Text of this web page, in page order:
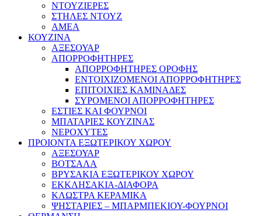
ΝΤΟΥΖΙΕΡΕΣ
ΣΤΗΛΕΣ ΝΤΟΥΖ
ΑΜΕΑ
ΚΟΥΖΙΝΑ
ΑΞΕΣΟΥΑΡ
ΑΠΟΡΡΟΦΗΤΗΡΕΣ
ΑΠΟΡΡΟΦΗΤΗΡΕΣ ΟΡΟΦΗΣ
ΕΝΤΟΙΧΙΖΟΜΕΝΟΙ ΑΠΟΡΡΟΦΗΤΗΡΕΣ
ΕΠΙΤΟΙΧΙΕΣ ΚΑΜΙΝΑΔΕΣ
ΣΥΡΟΜΕΝΟΙ ΑΠΟΡΡΟΦΗΤΗΡΕΣ
ΕΣΤΙΕΣ ΚΑΙ ΦΟΥΡΝΟΙ
ΜΠΑΤΑΡΙΕΣ ΚΟΥΖΙΝΑΣ
ΝΕΡΟΧΥΤΕΣ
ΠΡΟΙΟΝΤΑ ΕΞΩΤΕΡΙΚΟΥ ΧΩΡΟΥ
ΑΞΕΣΟΥΑΡ
ΒΟΤΣΑΛΑ
ΒΡΥΣΑΚΙΑ ΕΞΩΤΕΡΙΚΟΥ ΧΩΡΟΥ
ΕΚΚΛΗΣΑΚΙΑ-ΔΙΑΦΟΡΑ
ΚΛΩΣΤΡΑ ΚΕΡΑΜΙΚΑ
ΨΗΣΤΑΡΙΕΣ – ΜΠΑΡΜΠΕΚΙΟΥ-ΦΟΥΡΝΟΙ